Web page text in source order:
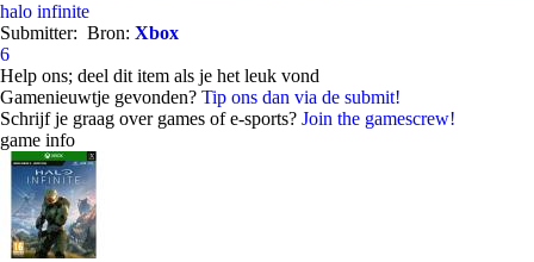
halo infinite
Submitter: Bron: Xbox
6
Help ons; deel dit item als je het leuk vond
Gamenieuwtje gevonden? Tip ons dan via de submit!
Schrijf je graag over games of e-sports? Join the gamescrew!
game info